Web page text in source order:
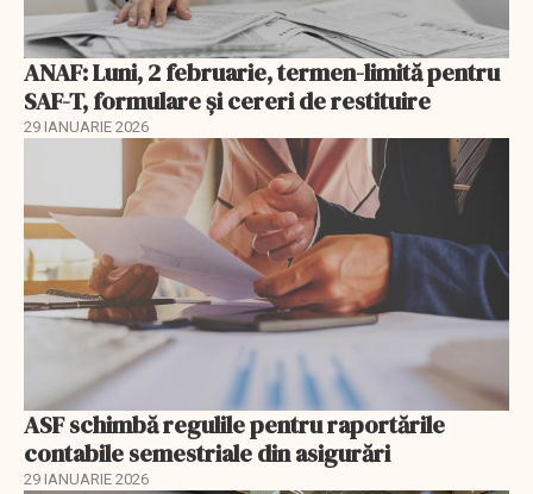
ANAF: Luni, 2 februarie, termen-limită pentru
SAF-T, formulare și cereri de restituire
29 IANUARIE 2026
ASF schimbă regulile pentru raportările
contabile semestriale din asigurări
29 IANUARIE 2026